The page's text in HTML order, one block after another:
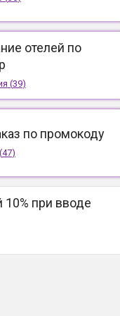
отелей по
(39)
по промокоду
47)
при вводе